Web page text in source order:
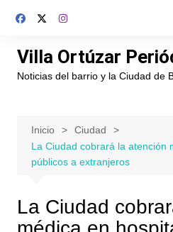
Villa Ortúzar
Noticias del barrio y la Ciudad de
Inicio
Ciudad
La Ciudad cobrará la atención
públicos a extranjeros
La Ciudad